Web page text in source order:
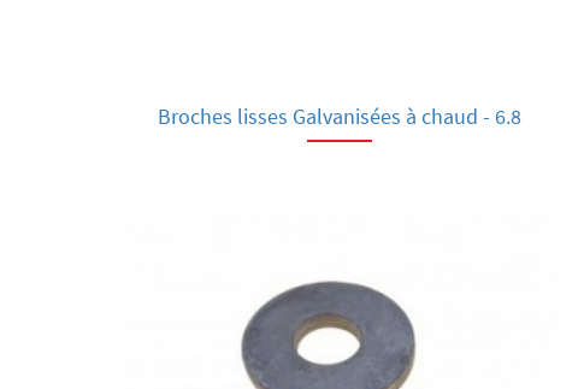
Broches lisses Galvanisées à chaud - 6.8